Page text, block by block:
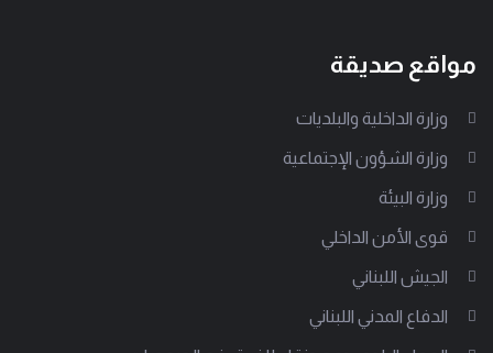
مواقع صديقة
وزارة الداخلية والبلديات
وزارة الشؤون الإجتماعية
وزارة البيئة
قوى الأمن الداخلي
الجيش اللبناني
الدفاع المدني اللبناني